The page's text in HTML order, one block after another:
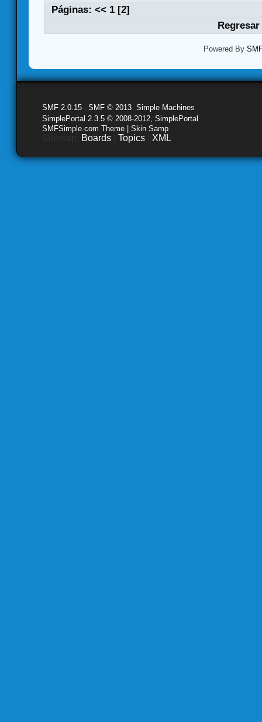
Páginas: << 1[2]
Powered By
SMF 2.0.15 SMF © 2013 Simple Machines
SimplePortal 2.3.5 © 2008-2012, SimplePortal
SMFSimple.com Theme | Skin Samp
Boards Topics XML